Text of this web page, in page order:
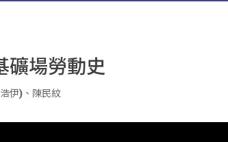
礦場勞動史
伊) 、 陳民紋